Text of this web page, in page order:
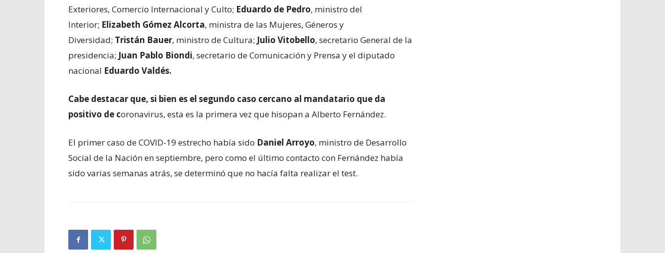
Exteriores, Comercio Internacional y Culto; Eduardo de Pedro, ministro del
Interior; Elizabeth Gómez Alcorta, ministra de las Mujeres, Géneros y
Diversidad; Tristán Bauer, ministro de Cultura; Julio Vitobello, secretario General de la
presidencia; Juan Pablo Biondi, secretario de Comunicación y Prensa y el diputado
nacional Eduardo Valdés.
Cabe destacar que, si bien es el segundo caso cercano al mandatario que da
positivo de coronavirus, esta es la primera vez que hisopan a Alberto Fernández.
El primer caso de COVID-19 estrecho había sido Daniel Arroyo, ministro de Desarrollo
Social de la Nación en septiembre, pero como el último contacto con Fernández había
sido varias semanas atrás, se determinó que no hacía falta realizar el test.